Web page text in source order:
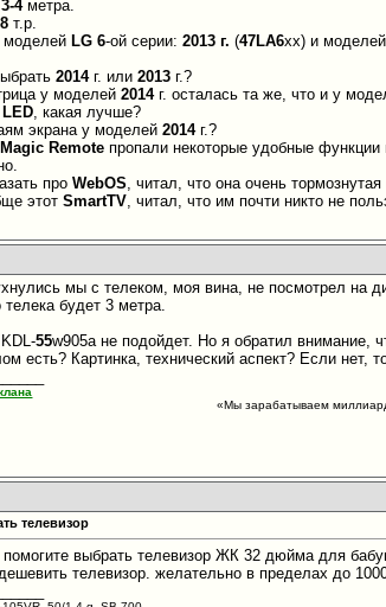
3-4метра.
т.р.
LG 6-ой серии:2013 г. (47LA6xx) и
2014г. или2013 г.?
у моделей2014г. осталась та же, что и у
, какая лучше?
экрана у моделей2014г.?
Magic Remote пропали некоторые удобные
проWebOS, читал, что она очень
этотSmartTV, читал, что им почти никто не
мы с телеком, моя вина, не посмотрел на
телека будет 3 метра.
55w905a не подойдет. Но я обратил внимание,
есть? Картинка, технический аспект? Если нет,
«Мы зарабатываем
телевизор
помогите выбрать телевизор ЖК 32 дюйма для
телевизор. желательно в пределах до